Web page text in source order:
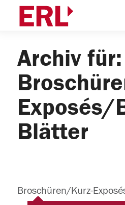
Archiv für:
Exposés/
Blätter
Broschüren/Kurz-